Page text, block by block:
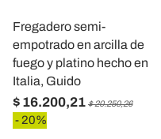
Fregadero semi-
empotrado en arcilla de
fuego y platino hecho en
Italia, Guido
$ 16.200,21 $ 20.250,26
- 20%